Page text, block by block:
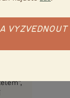
Přes
VYZVEDNOUT